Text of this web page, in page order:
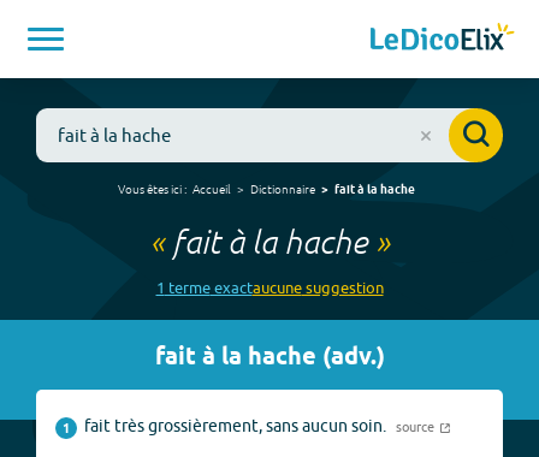
Vous êtes ici : Accueil Dictionnaire fait à la hache
« fait à la hache»
1 termeexactaucunesuggestion
fait à la hache (adv.)
1 fait très grossièrement, sans aucun soin. source